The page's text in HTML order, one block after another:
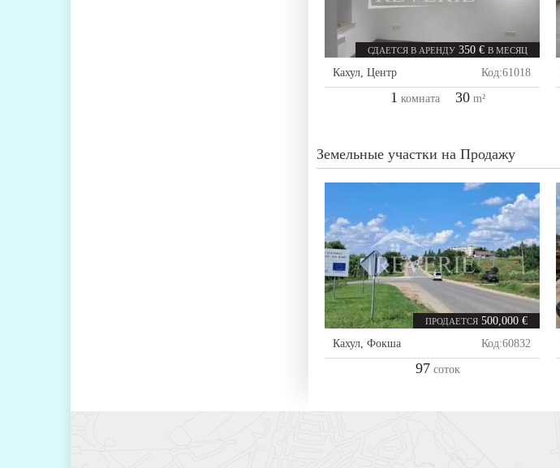
СДАЕТСЯ В АРЕНДУ 350 € В МЕСЯЦ
Кахул, Центр Код:61018
1 комната 30 m²
Земельные участки на Продажу
ПРОДАЕТСЯ 500,000 €
Кахул, Фокша Код:60832
97 соток